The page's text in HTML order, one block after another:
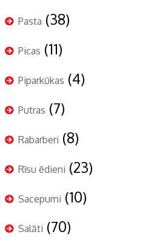
Pasta (38)
Picas (11)
Piparkūkas (4)
Putras (7)
Rabarberi (8)
Rīsu ēdieni (23)
Sacepumi (10)
Salāti (70)